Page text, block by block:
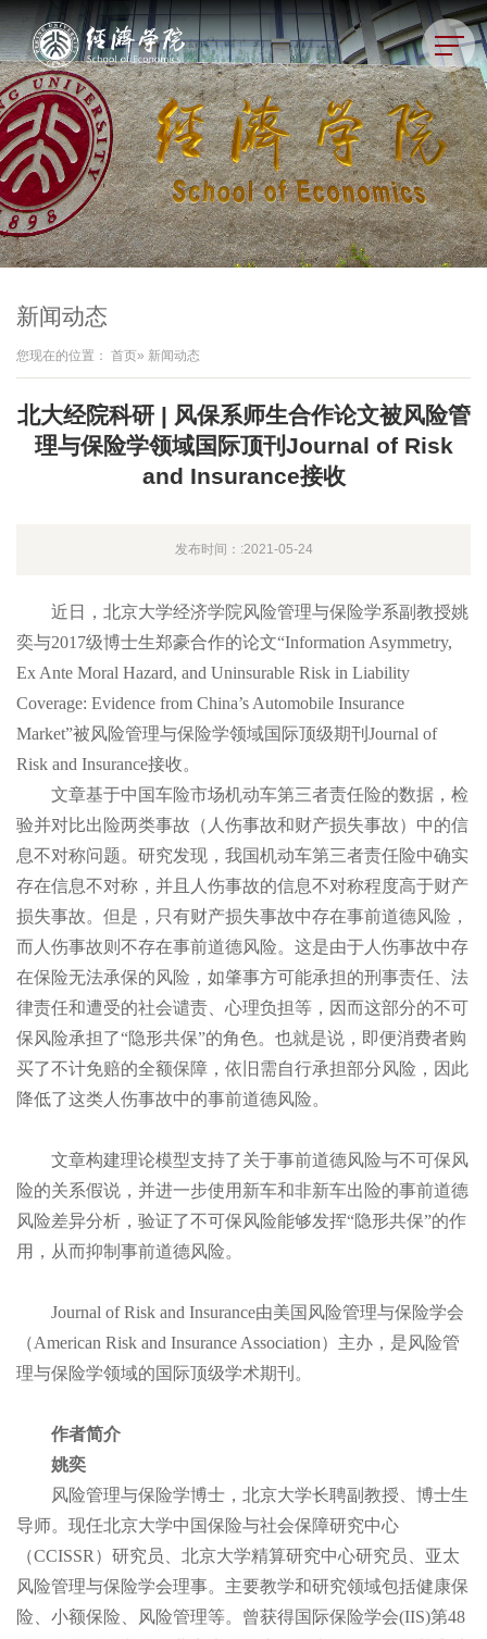
新闻动态
您现在的位置： 首页» 新闻动态
北大经院科研 | 风保系师生合作论文被风险管
理与保险学领域国际顶刊Journal of Risk
and Insurance接收
发布时间：:2021-05-24
近日，北京大学经济学院风险管理与保险学系副教授姚
奕与2017级博士生郑豪合作的论文“Information Asymmetry,
Ex Ante Moral Hazard, and Uninsurable Risk in Liability
Coverage: Evidence from China’s Automobile Insurance
Market”被风险管理与保险学领域国际顶级期刊Journal of
Risk and Insurance接收。
文章基于中国车险市场机动车第三者责任险的数据，检
验并对比出险两类事故（人伤事故和财产损失事故）中的信
息不对称问题。研究发现，我国机动车第三者责任险中确实
存在信息不对称，并且人伤事故的信息不对称程度高于财产
损失事故。但是，只有财产损失事故中存在事前道德风险，
而人伤事故则不存在事前道德风险。这是由于人伤事故中存
在保险无法承保的风险，如肇事方可能承担的刑事责任、法
律责任和遭受的社会谴责、心理负担等，因而这部分的不可
保风险承担了“隐形共保”的角色。也就是说，即便消费者购
买了不计免赔的全额保障，依旧需自行承担部分风险，因此
降低了这类人伤事故中的事前道德风险。
文章构建理论模型支持了关于事前道德风险与不可保风
险的关系假说，并进一步使用新车和非新车出险的事前道德
风险差异分析，验证了不可保风险能够发挥“隐形共保”的作
用，从而抑制事前道德风险。
Journal of Risk and Insurance由美国风险管理与保险学会
（American Risk and Insurance Association）主办，是风险管
理与保险学领域的国际顶级学术期刊。
作者简介
姚奕
风险管理与保险学博士，北京大学长聘副教授、博士生
导师。现任北京大学中国保险与社会保障研究中心
（CCISSR）研究员、北京大学精算研究中心研究员、亚太
风险管理与保险学会理事。主要教学和研究领域包括健康保
险、小额保险、风险管理等。曾获得国际保险学会(IIS)第48